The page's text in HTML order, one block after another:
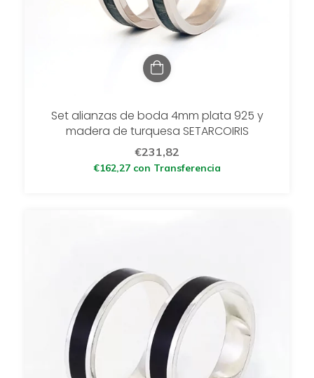
Set alianzas de boda 4mm plata 925 y
madera de turquesa SETARCOIRIS
€231,82
€162,27 con Transferencia